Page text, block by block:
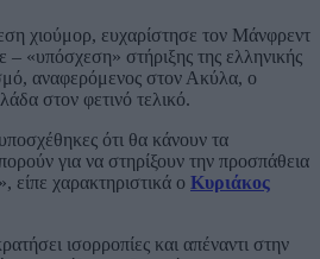
χιούμορ, ευχαρίστησε τον Μάνφρεντ
– «υπόσχεση» στήριξης της ελληνικής
αναφερόμενος στον Ακύλα, ο
στον φετινό τελικό.
ότι θα κάνουν τα
για να στηρίξουν την προσπάθεια
χαρακτηριστικά ο Κυριάκος
ισορροπίες και απέναντι στην